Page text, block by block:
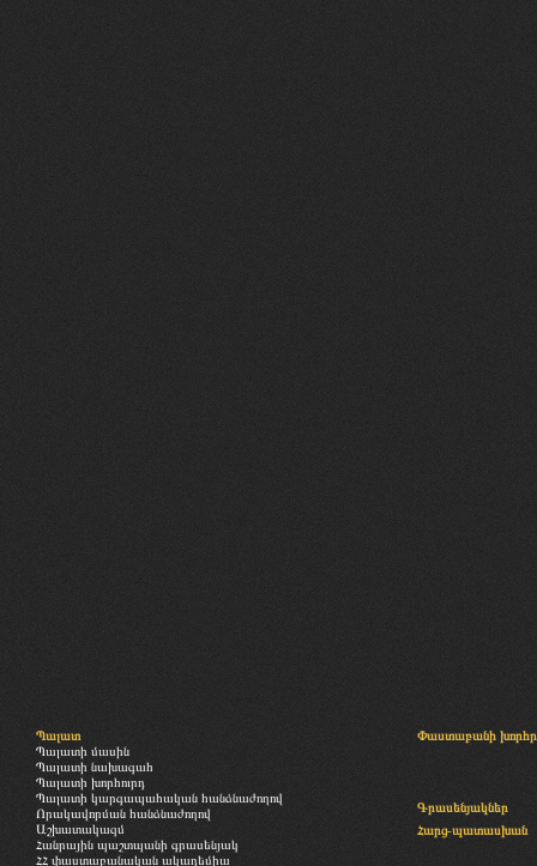
Պալատ
Պալատի մասին
Պալատի նախագահ
Պալատի խորհուրդ
Պալատի կարգապահական հանձնաժողով
Որակավորման հանձնաժողով
Աշխատակազմ
Հանրային պաշտպանի գրասենյակ
ՀՀ փաստաբանական ակադեմիա
Փաստաբանի
Գրասենյակներ
Հարց-պատասխան